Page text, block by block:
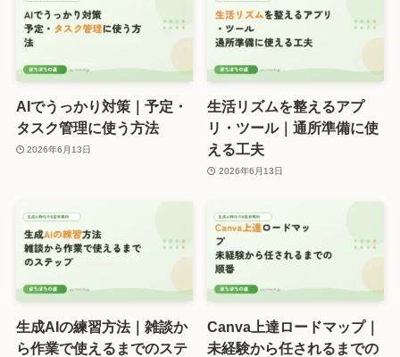
AIでうっかり対策｜予定・
タスク管理に使う方法
2026年6月13日
生活リズムを整えるアプ
リ・ツール｜通所準備に使
える工夫
2026年6月13日
生成AIの練習方法｜雑談か
ら作業で使えるまでのステ
Canva上達ロードマップ｜
未経験から任されるまでの